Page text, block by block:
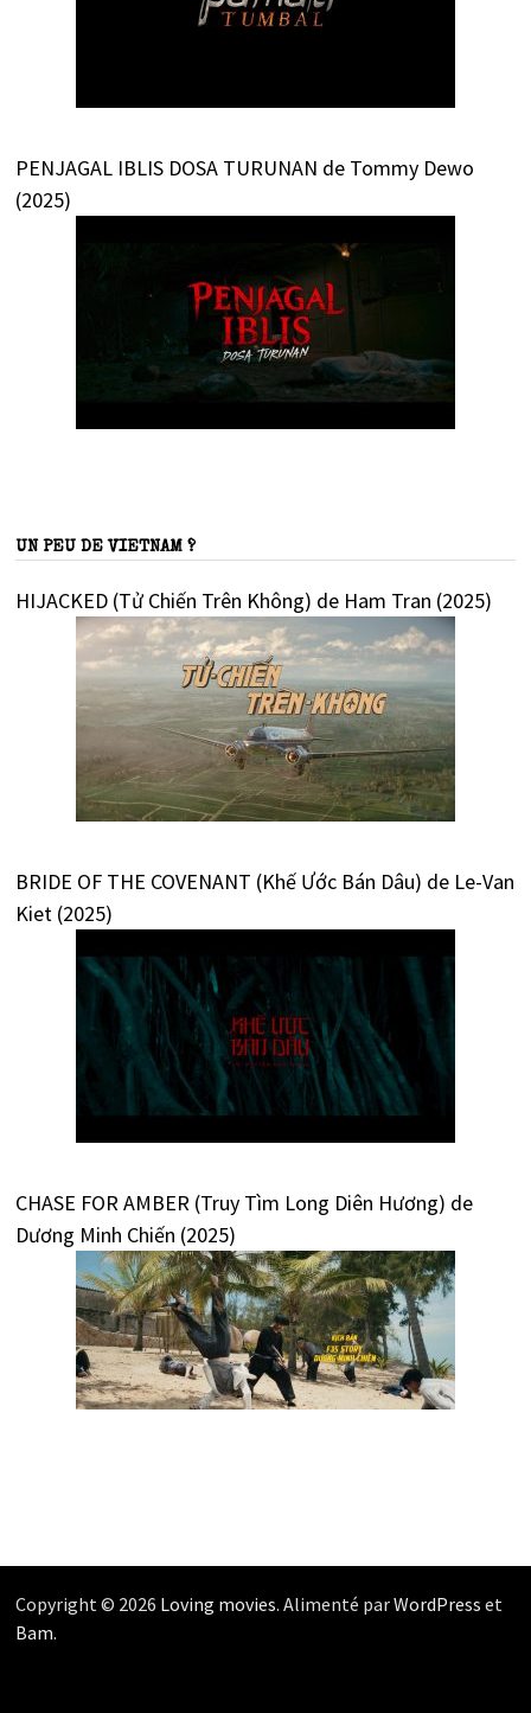
PENJAGAL IBLIS DOSA TURUNAN de Tommy Dewo
(2025)
UN PEU DE VIETNAM ?
HIJACKED (Tử Chiến Trên Không) de Ham Tran (2025)
BRIDE OF THE COVENANT (Khế Ước Bán Dâu) de Le-Van
Kiet (2025)
CHASE FOR AMBER (Truy Tìm Long Diên Hương) de
Dương Minh Chiến (2025)
Copyright © 2026 Loving movies. Alimenté parWordPress et
Bam.